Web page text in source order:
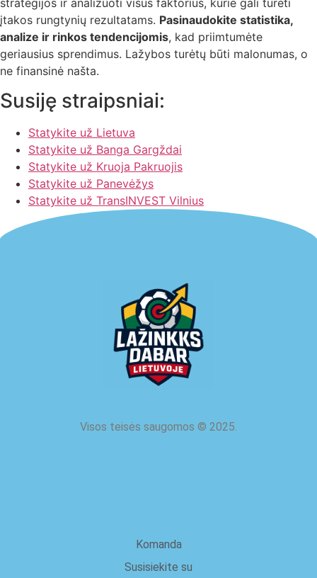
įtakos rungtynių rezultatams. Pasinaudokite statistika,
analize ir rinkos tendencijomis, kad priimtumėte
geriausius sprendimus. Lažybos turėtų būti malonumas, o
ne finansinė našta.
Susiję straipsniai:
Statykite už Lietuva
Statykite už Banga Gargždai
Statykite už Kruoja Pakruojis
Statykite už Panevėžys
Statykite už TransINVEST Vilnius
Visos teisės saugomos © 2025.
Komanda
Susisiekite su